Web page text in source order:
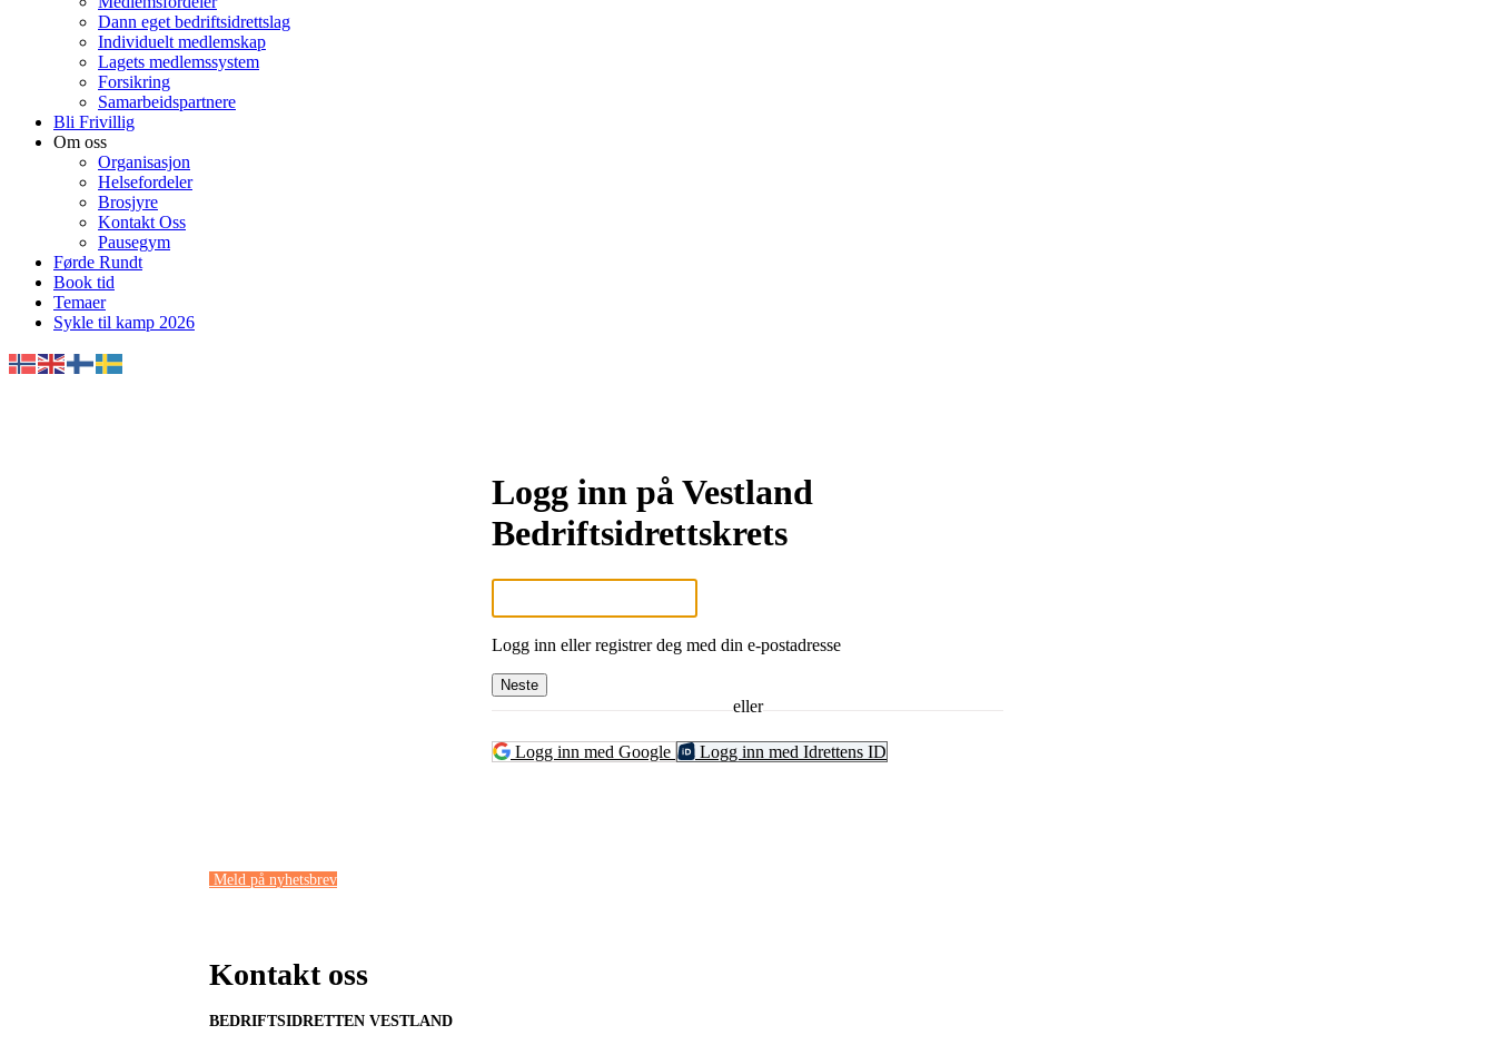
Dann eget bedriftsidrettslag
Individuelt medlemskap
Lagets medlemssystem
Forsikring
Samarbeidspartnere
Bli Frivillig
Om oss
Organisasjon
Helsefordeler
Brosjyre
Kontakt Oss
Pausegym
Førde Rundt
Book tid
Temaer
Sykle til kamp 2026
Logg inn på Vestland
Bedriftsidrettskrets
Logg inn eller registrer deg med din e-postadresse
Neste
eller
Logg inn med Google Logg inn med Idrettens ID
Meld på nyhetsbrev
Kontakt oss
BEDRIFTSIDRETTEN VESTLAND